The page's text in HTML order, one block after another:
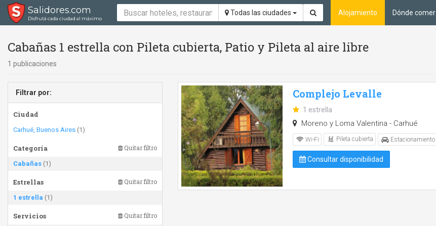
Salidores.com
Disfrutá cada ciudad al máximo
Todas las ciudades Alojamiento Dónde comer
Cabañas 1 estrella con Pileta cubierta, Patio y Pileta al aire libre
1 publicaciones
Filtrar por:
Ciudad
Carhué, Buenos Aires (1)
Categoría Quitar filtro
Cabañas (1)
Estrellas Quitar filtro
1 estrella (1)
Servicios Quitar filtro
Complejo Levalle
1 estrella
Moreno y Loma Valentina - Carhué
Wi-Fi Pileta cubierta Estacionamiento
Consultar disponibilidad